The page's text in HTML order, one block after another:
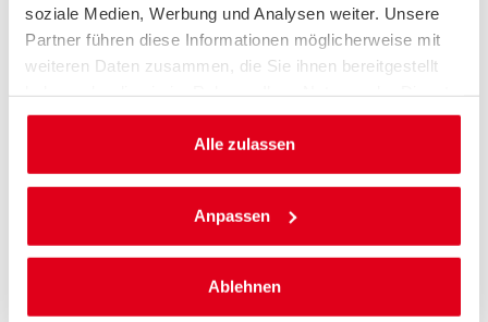
soziale Medien, Werbung und Analysen weiter. Unsere
Partner führen diese Informationen möglicherweise mit
weiteren Daten zusammen, die Sie ihnen bereitgestellt
gesammelt haben.
Alle zulassen
Anpassen
Ablehnen
THÜRINGER HAUSHALTSBEGLEITGESETZ